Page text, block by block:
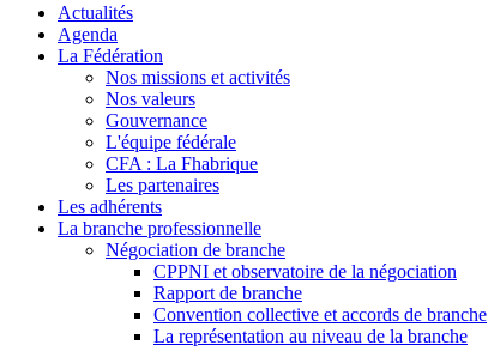
Actualités
Agenda
La Fédération
Nos missions et activités
Nos valeurs
Gouvernance
L'équipe fédérale
CFA : La Fhabrique
Les partenaires
Les adhérents
La branche professionnelle
Négociation de branche
CPPNI et observatoire de la négociation
Rapport de branche
Convention collective et accords de branche
La représentation au niveau de la branche